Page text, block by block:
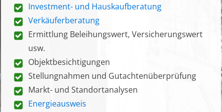
Investment- und Hauskaufberatung
Verkäuferberatung
Ermittlung Beleihungswert, Versicherungswert
usw.
Objektbesichtigungen
Stellungnahmen und Gutachtenüberprüfung
Markt- und Standortanalysen
Energieausweis